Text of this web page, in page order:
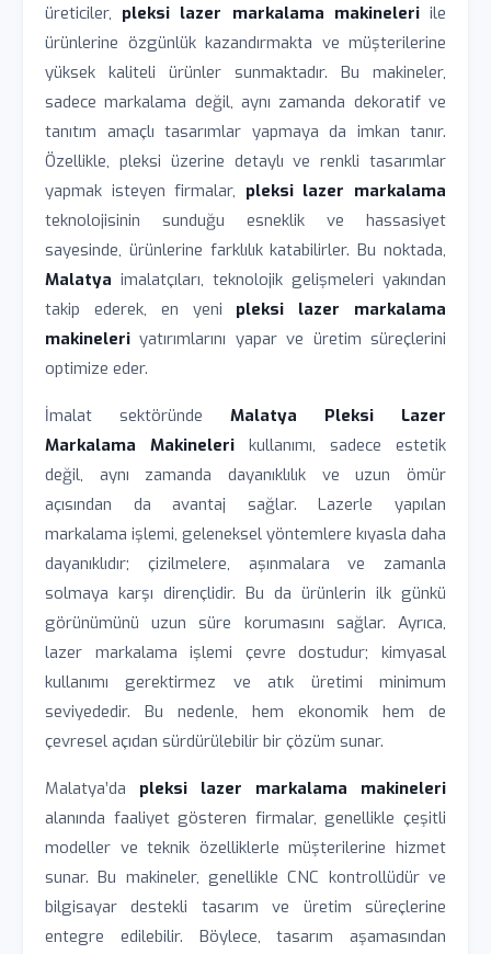
üreticiler, pleksi lazer markalama makineleriile
ürünlerine özgünlük kazandırmakta ve müşterilerine
yüksek kaliteli ürünler sunmaktadır. Bu makineler,
sadece markalama değil, aynı zamanda dekoratif ve
tanıtım amaçlı tasarımlar yapmaya da imkan tanır.
Özellikle, pleksi üzerine detaylı ve renkli tasarımlar
yapmak isteyen firmalar, pleksi lazer markalama
teknolojisinin sunduğu esneklik ve hassasiyet
sayesinde, ürünlerine farklılık katabilirler. Bu noktada,
Malatya imalatçıları, teknolojik gelişmeleri yakından
takip ederek, en yeni pleksi lazer markalama
makineleri yatırımlarını yapar ve üretim süreçlerini
optimize eder.
İmalat sektöründe Malatya Pleksi Lazer
Markalama Makineleri kullanımı, sadece estetik
değil, aynı zamanda dayanıklılık ve uzun ömür
açısından da avantaj sağlar. Lazerle yapılan
markalama işlemi, geleneksel yöntemlere kıyasla daha
dayanıklıdır; çizilmelere, aşınmalara ve zamanla
solmaya karşı dirençlidir. Bu da ürünlerin ilk günkü
görünümünü uzun süre korumasını sağlar. Ayrıca,
lazer markalama işlemi çevre dostudur; kimyasal
kullanımı gerektirmez ve atık üretimi minimum
seviyededir. Bu nedenle, hem ekonomik hem de
çevresel açıdan sürdürülebilir bir çözüm sunar.
Malatya’da pleksi lazer markalama makineleri
alanında faaliyet gösteren firmalar, genellikle çeşitli
modeller ve teknik özelliklerle müşterilerine hizmet
sunar. Bu makineler, genellikle CNC kontrollüdür ve
bilgisayar destekli tasarım ve üretim süreçlerine
entegre edilebilir. Böylece, tasarım aşamasından